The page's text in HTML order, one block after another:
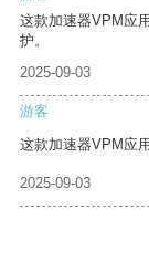
这款加速器VPM应
护。
2025-09-03
游客
这款加速器VPM应
2025-09-03